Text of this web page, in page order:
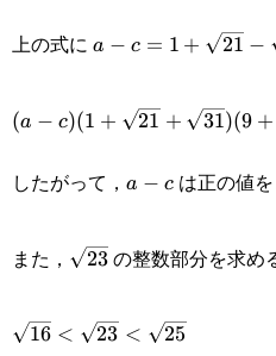
上の式に
\sqrt{31}
a − c = 1 + 21 −
(a-c)
(9+2\sqrt{21})=3
(a − c)(1 + 21 + 31)(9 +
したがって， a-
a − cは正の値を
また， \sqrt{23}
23 の整数部分を求め
16 < 23 < 25